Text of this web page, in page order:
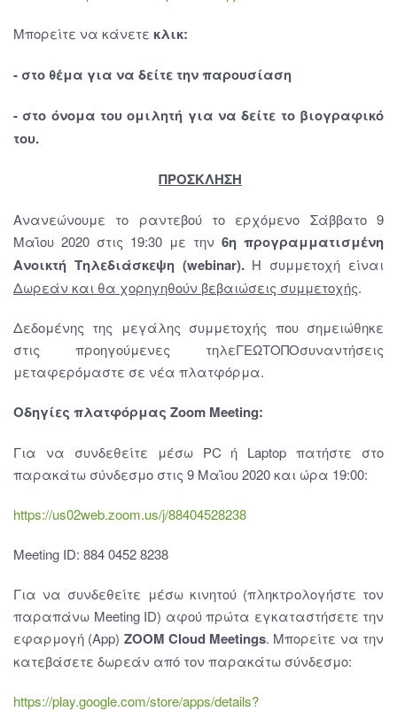
Μπορείτε να κάνετε κλικ:
- στο θέμα για να δείτε την παρουσίαση
- στο όνομα του ομιλητή για να δείτε το βιογραφικό
του.
ΠΡΟΣΚΛΗΣΗ
Ανανεώνουμε το ραντεβού το ερχόμενο Σάββατο 9
Μαΐου 2020 στις 19:30 με την 6η προγραμματισμένη
Ανοικτή Τηλεδιάσκεψη (webinar). Η συμμετοχή είναι
Δωρεάν και θα χορηγηθούν βεβαιώσεις συμμετοχής.
Δεδομένης της μεγάλης συμμετοχής που σημειώθηκε
στις προηγούμενες τηλεΓΕΩΤΟΠΟσυναντήσεις
μεταφερόμαστε σε νέα πλατφόρμα.
Οδηγίες πλατφόρμας Zoom Meeting:
Για να συνδεθείτε μέσω PC ή Laptop πατήστε στο
παρακάτω σύνδεσμο στις 9 Μαΐου 2020 και ώρα 19:00:
https://us02web.zoom.us/j/88404528238
Meeting ID: 884 0452 8238
Για να συνδεθείτε μέσω κινητού (πληκτρολογήστε τον
παραπάνω Meeting ID) αφού πρώτα εγκαταστήσετε την
εφαρμογή (App) ZOOM Cloud Meetings. Μπορείτε να την
κατεβάσετε δωρεάν από τον παρακάτω σύνδεσμο:
https://play.google.com/store/apps/details?